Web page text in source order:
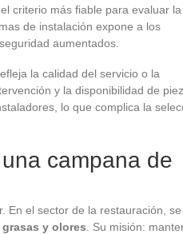
criterio más fiable para evaluar la
de instalación expone a los
aumentados.
la calidad del servicio o la
y la disponibilidad de
lo que complica la
campana de
En el sector de la restauración, se
y olores . Su misión: